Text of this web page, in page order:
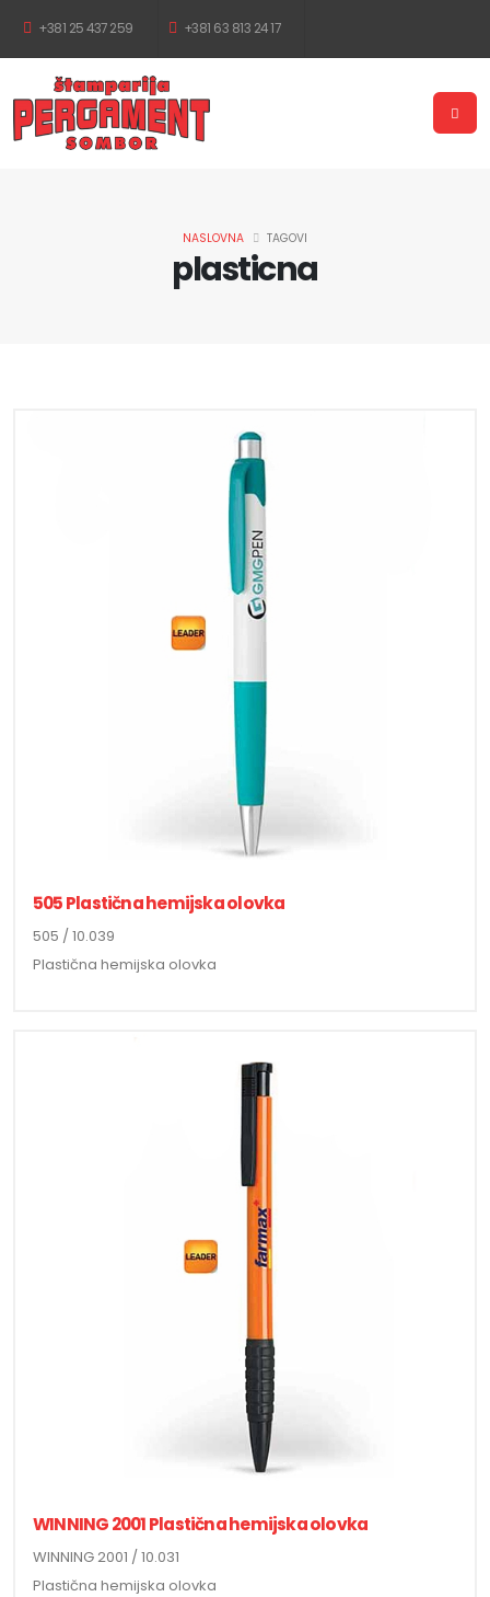
+381 25 437 259 +381 63 813 24 17
plasticna
NASLOVNA TAGOVI
505 Plastična hemijska olovka
505 / 10.039
Plastična hemijska olovka
WINNING 2001 Plastična hemijska olovka
WINNING 2001 / 10.031
Plastična hemijska olovka